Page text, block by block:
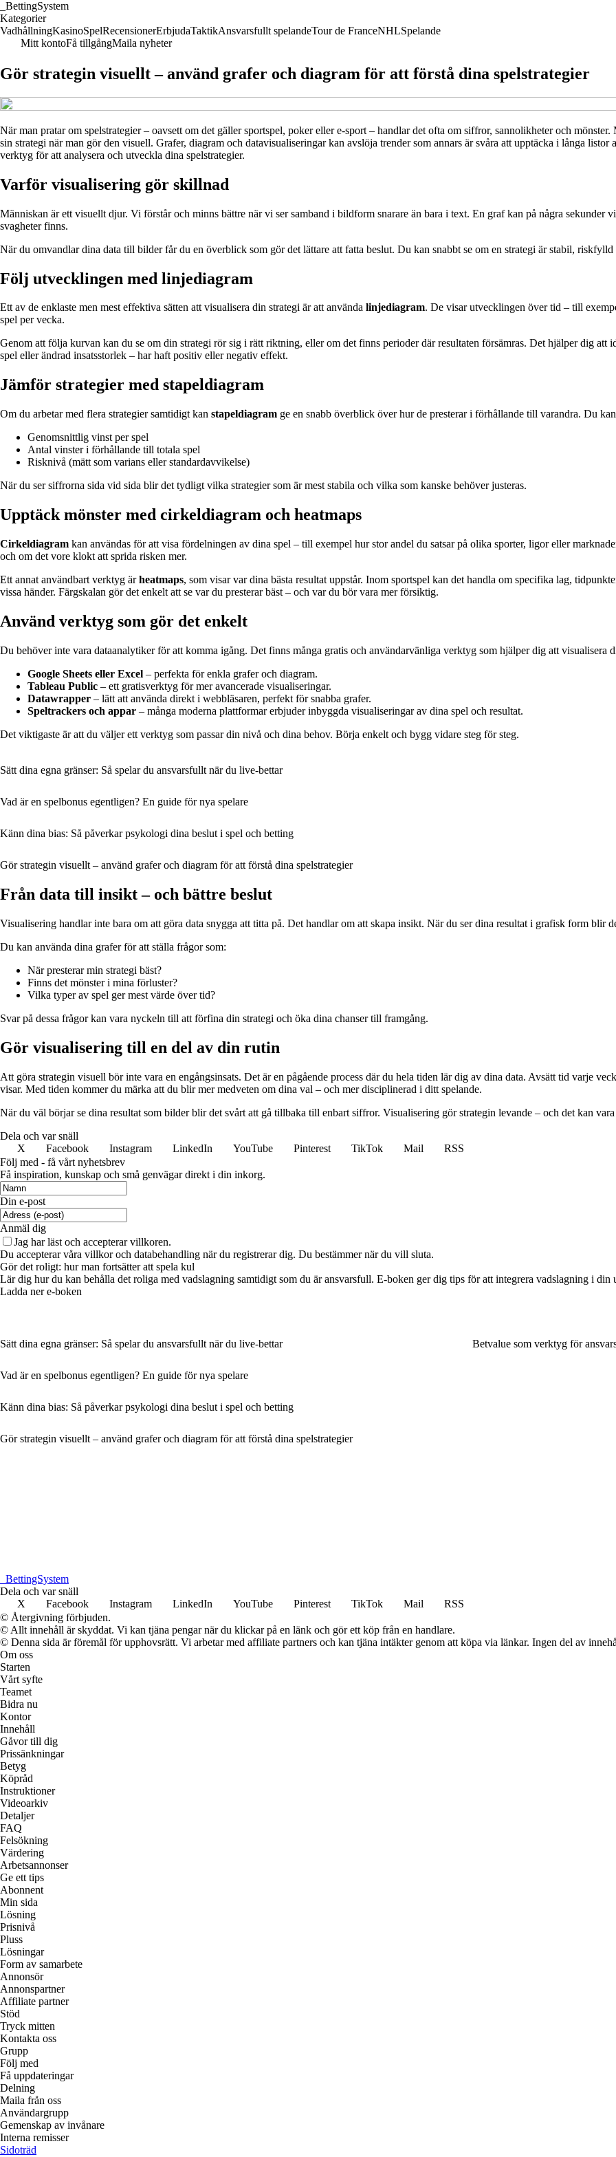
BettingSystem
Kategorier
VadhållningKasinoSpelRecensionerErbjudaTaktikAnsvarsfullt spelandeTour de FranceNHLSpelande
Mitt kontoFå tillgångMaila nyheter
Gör strategin visuellt – använd grafer och diagram för att förstå dina spelstrategier
När man pratar om spelstrategier – oavsett om det gäller sportspel, poker eller e-sport – handlar det ofta om siffror, sannolikheter och
sin strategi när man gör den visuell. Grafer, diagram och datavisualiseringar kan avslöja trender som annars är svåra att upptäcka i långa
verktyg för att analysera och utveckla dina spelstrategier.
Varför visualisering gör skillnad
Människan är ett visuellt djur. Vi förstår och minns bättre när vi ser samband i bildform snarare än bara i text. En graf kan på några sekunder
svagheter finns.
När du omvandlar dina data till bilder får du en överblick som gör det lättare att fatta beslut. Du kan snabbt se om en strategi är stabil,
Följ utvecklingen med linjediagram
Ett av de enklaste men mest effektiva sätten att visualisera din strategi är att använda linjediagram. De visar utvecklingen över tid – till
spel per vecka.
Genom att följa kurvan kan du se om din strategi rör sig i rätt riktning, eller om det finns perioder där resultaten försämras. Det hjälper dig
spel eller ändrad insatsstorlek – har haft positiv eller negativ effekt.
Jämför strategier med stapeldiagram
Om du arbetar med flera strategier samtidigt kan stapeldiagram ge en snabb överblick över hur de presterar i förhållande till varandra. Du
Genomsnittlig vinst per spel
Antal vinster i förhållande till totala spel
Risknivå (mätt som varians eller standardavvikelse)
När du ser siffrorna sida vid sida blir det tydligt vilka strategier som är mest stabila och vilka som kanske behöver justeras.
Upptäck mönster med cirkeldiagram och heatmaps
Cirkeldiagram kan användas för att visa fördelningen av dina spel – till exempel hur stor andel du satsar på olika sporter, ligor eller
och om det vore klokt att sprida risken mer.
Ett annat användbart verktyg ärheatmaps, som visar var dina bästa resultat uppstår. Inom sportspel kan det handla om specifika lag,
vissa händer. Färgskalan gör det enkelt att se var du presterar bäst – och var du bör vara mer försiktig.
Använd verktyg som gör det enkelt
Du behöver inte vara dataanalytiker för att komma igång. Det finns många gratis och användarvänliga verktyg som hjälper dig att visualisera
Google Sheets eller Excel – perfekta för enkla grafer och diagram.
Tableau Public – ett gratisverktyg för mer avancerade visualiseringar.
Datawrapper – lätt att använda direkt i webbläsaren, perfekt för snabba grafer.
Speltrackers och appar – många moderna plattformar erbjuder inbyggda visualiseringar av dina spel och resultat.
Det viktigaste är att du väljer ett verktyg som passar din nivå och dina behov. Börja enkelt och bygg vidare steg för steg.
Sätt dina egna gränser: Så spelar du ansvarsfullt när du live-bettar
Vad är en spelbonus egentligen? En guide för nya spelare
Känn dina bias: Så påverkar psykologi dina beslut i spel och betting
Gör strategin visuellt – använd grafer och diagram för att förstå dina spelstrategier
Från data till insikt – och bättre beslut
Visualisering handlar inte bara om att göra data snygga att titta på. Det handlar om att skapa insikt. När du ser dina resultat i grafisk form blir
Du kan använda dina grafer för att ställa frågor som:
När presterar min strategi bäst?
Finns det mönster i mina förluster?
Vilka typer av spel ger mest värde över tid?
Svar på dessa frågor kan vara nyckeln till att förfina din strategi och öka dina chanser till framgång.
Gör visualisering till en del av din rutin
Att göra strategin visuell bör inte vara en engångsinsats. Det är en pågående process där du hela tiden lär dig av dina data. Avsätt tid varje
visar. Med tiden kommer du märka att du blir mer medveten om dina val – och mer disciplinerad i ditt spelande.
När du väl börjar se dina resultat som bilder blir det svårt att gå tillbaka till enbart siffror. Visualisering gör strategin levande – och det kan
Dela och var snäll
X
Facebook Instagram LinkedIn YouTube Pinterest TikTok Mail
RSS
Följ med - få vårt nyhetsbrev
Få inspiration, kunskap och små genvägar direkt i din inkorg.
Din e-post
Anmäl dig
Jag har läst och accepterar villkoren.
Du accepterar våra villkor och databehandling när du registrerar dig. Du bestämmer när du vill sluta.
Gör det roligt: ​​hur man fortsätter att spela kul
Lär dig hur du kan behålla det roliga med vadslagning samtidigt som du är ansvarsfull. E-boken ger dig tips för att integrera vadslagning i din
Ladda ner e-boken
Sätt dina egna gränser: Så spelar du ansvarsfullt när du live-bettar
Vad är en spelbonus egentligen? En guide för nya spelare
Känn dina bias: Så påverkar psykologi dina beslut i spel och betting
Gör strategin visuellt – använd grafer och diagram för att förstå dina spelstrategier
Betvalue som verktyg för
BettingSystem
Dela och var snäll
X
Facebook Instagram LinkedIn YouTube Pinterest TikTok Mail
RSS
© Återgivning förbjuden.
© Allt innehåll är skyddat. Vi kan tjäna pengar när du klickar på en länk och gör ett köp från en handlare.
© Denna sida är föremål för upphovsrätt. Vi arbetar med affiliate partners och kan tjäna intäkter genom att köpa via länkar. Ingen del av
Om oss
Starten
Vårt syfte
Teamet
Bidra nu
Kontor
Innehåll
Gåvor till dig
Prissänkningar
Betyg
Köpråd
Instruktioner
Videoarkiv
Detaljer
FAQ
Felsökning
Värdering
Arbetsannonser
Ge ett tips
Abonnent
Min sida
Lösning
Prisnivå
Pluss
Lösningar
Form av samarbete
Annonsör
Annonspartner
Affiliate partner
Stöd
Tryck mitten
Kontakta oss
Grupp
Följ med
Få uppdateringar
Delning
Maila från oss
Användargrupp
Gemenskap av invånare
Interna remisser
Sidoträd